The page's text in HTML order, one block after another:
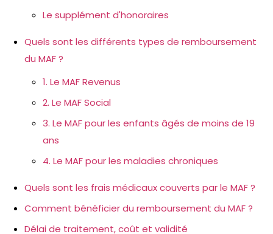
Le supplément d'honoraires
Quels sont les différents types de remboursement
du MAF ?
1. Le MAF Revenus
2. Le MAF Social
3. Le MAF pour les enfants âgés de moins de 19
ans
4. Le MAF pour les maladies chroniques
Quels sont les frais médicaux couverts par le MAF ?
Comment bénéficier du remboursement du MAF ?
Délai de traitement, coût et validité